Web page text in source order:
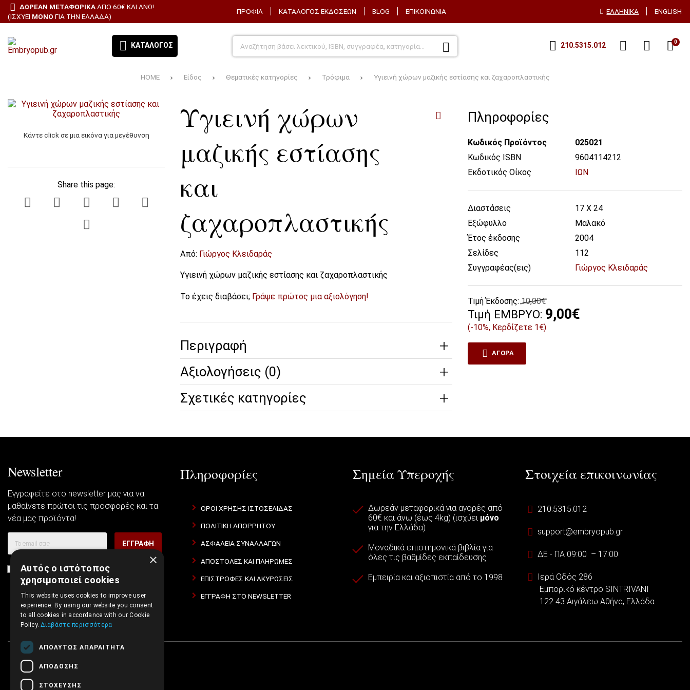
ΔΩΡΕΑΝ ΜΕΤΑΦΟΡΙΚΑΑΠΌ 60€ ΚΑΙ ΆΝΩ!
(ΙΣΧΎΕΙ ΜΌΝΟ ΓΙΑ ΤΗΝ ΕΛΛΆΔΑ)
ΠΡΟΦΊΛ ΚΑΤΆΛΟΓΟΣ ΕΚΔΌΣΕΩΝ BLOG ΕΠΙΚΟΙΝΩΝΊΑ ΕΛΛΗΝΙΚΆ ENGLISH
ΚΑΤΆΛΟΓΟΣ 210.5315.012 0
ΘΕΜΑΤΙΚΈΣ ΚΑΤΗΓΟΡΊΕΣ
BESTSELLERS
ΣΥΝΔΡΟΜΉ ΕΦΗΜΕΡΊΔΑ ΑΙΓΑΛΕΩ
ΌΛΑ ΤΑ ΠΡΟΪΌΝΤΑ
HOME Είδος Θεματικές κατηγορίες Τρόφιμα Υγιεινή χώρων μαζικής εστίασης και ζαχαροπλαστικής
Κάντε click σε μια εικόνα για μεγέθυνση
Share this page:
Υγιεινή χώρων
μαζικής εστίασης
και
ζαχαροπλαστικής
Από: Γιώργος Κλειδαράς
Υγιεινή χώρων μαζικής εστίασης και ζαχαροπλαστικής
Το έχεις διαβάσει; Γράψε πρώτος μια αξιολόγηση!
Περιγραφή
Αξιολογήσεις (0)
Σχετικές κατηγορίες
Πληροφορίες
Κωδικός Προϊόντος
025021
Κωδικός ISBN
9604114212
Εκδοτικός Οίκος
ΙΩΝ
Διαστάσεις
17 X 24
Εξώφυλλο
Μαλακό
Έτος έκδοσης
2004
Σελίδες
112
Συγγραφέας(εις)
Γιώργος Κλειδαράς
Tiμή Έκδοσης:10,00€
Τιμή ΕΜΒΡΥΟ: 9,00€
(-10%, Κερδίζετε 1€)
ΑΓΟΡΆ
Newsletter
Εγγραφείτε στο newsletter μας για να
μαθαίνετε πρώτοι τις προσφορές και τα
νέα μας προϊόντα!
ΕΓΓΡΑΦΉ
Συμφωνώ με τουςΌροι Χρήσης Ιστοσελίδας
Πολιτική Απορρήτου
Πληροφορίες
ΌΡΟΙ ΧΡΉΣΗΣ ΙΣΤΟΣΕΛΊΔΑΣ
ΠΟΛΙΤΙΚΉ ΑΠΟΡΡΉΤΟΥ
ΑΣΦΆΛΕΙΑ ΣΥΝΑΛΛΑΓΏΝ
ΑΠΟΣΤΟΛΈΣ ΚΑΙ ΠΛΗΡΩΜΈΣ
ΕΠΙΣΤΡΟΦΈΣ ΚΑΙ ΑΚΥΡΏΣΕΙΣ
ΕΓΓΡΑΦΉ ΣΤΟ NEWSLETTER
Σημεία Υπεροχής
Δωρεάν μεταφορικά για αγορές από
60€ και άνω (έως 4kg) (ισχύει μόνο
για την Ελλάδα)
Μοναδικά επιστημονικά βιβλία για
όλες τις βαθμίδες εκπαίδευσης
Εμπειρία και αξιοπιστία από το 1998
Στοιχεία επικοινωνίας
210.5315.012
support@embryopub.gr
ΔΕ - ΠΑ 09:00 – 17:00
Ιερά Οδός 286
Εμπορικό κέντρο SINTRIVANI
122 43 Αιγάλεω Αθήνα, Ελλάδα
×
Αυτός ο ιστότοπος
χρησιμοποιεί cookies
This website uses cookies to improve user
experience. By using our website you consent
to all cookies in accordance with our Cookie
Policy.Διαβάστε περισσότερα
ΑΠΟΛΎΤΩΣ ΑΠΑΡΑΊΤΗΤΑ
ΑΠΌΔΟΣΗΣ
ΣΤΌΧΕΥΣΗΣ